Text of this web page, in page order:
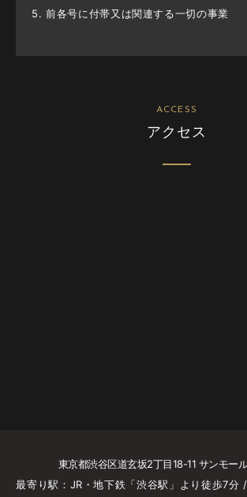
5. 前各号に付帯⼜は関連する⼀切の事業
ACCESS
アクセス
東京都渋⾕区道⽞坂2丁⽬18-11 サンモー
最寄り駅：JR・地下鉄「渋⾕駅」より徒歩7分